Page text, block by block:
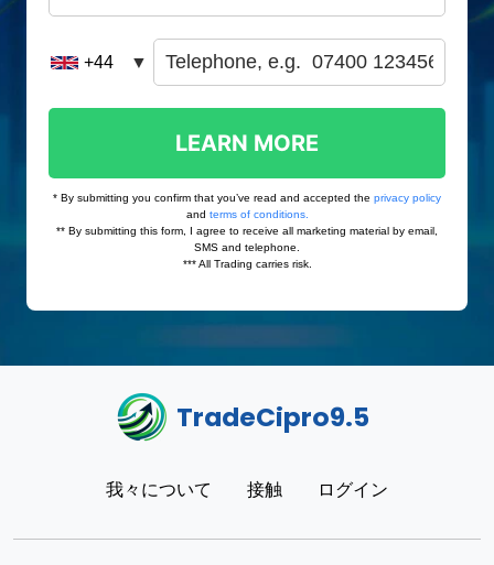
TradeCipro9.5
我々について 接触 ログイン